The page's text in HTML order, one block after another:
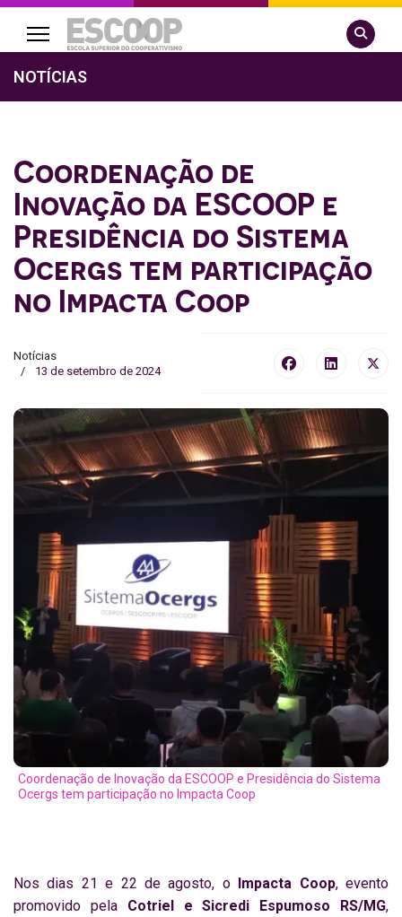
Pesquisar
NOTÍCIAS
Coordenação de
Inovação da ESCOOP e
Presidência do Sistema
Ocergs tem participação
no Impacta Coop
Notícias
13 de setembro de 2024
Coordenação de Inovação da ESCOOP e Presidência do Sistema
Ocergs tem participação no Impacta Coop
Nos dias 21 e 22 de agosto, o Impacta Coop, evento
promovido pela Cotriel e Sicredi Espumoso RS/MG,